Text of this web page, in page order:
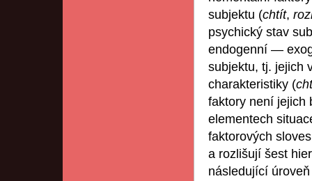
subjektu (chtít,
psychický stav
endogenní —
subjektu, tj. jejich
charakteristiky (
faktory není jejich
elementech
faktorových
a rozlišují šest
následující